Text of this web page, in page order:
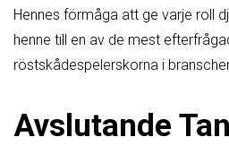
Hennes förmåga att ge varje roll
henne till en av de mest
röstskådespelerskorna i
Avslutande